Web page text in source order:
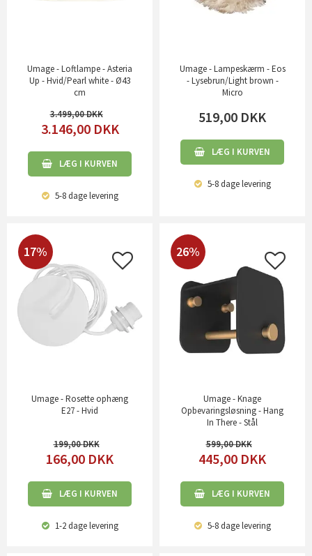
Umage - Loftlampe - Asteria
Up - Hvid/Pearl white - Ø43
cm
3.499,00
3.146,00 DKK
LÆG I KURVEN
5-8 dagelevering
Umage - Lampeskærm - Eos
- Lysebrun/Light brown -
Micro
519,00 DKK
LÆG I KURVEN
5-8 dagelevering
17%
Umage - Rosette ophæng
E27 - Hvid
199,00
166,00 DKK
LÆG I KURVEN
1-2 dagelevering
26%
Umage - Knage
Opbevaringsløsning - Hang
In There - Stål
599,00
445,00 DKK
LÆG I KURVEN
5-8 dagelevering